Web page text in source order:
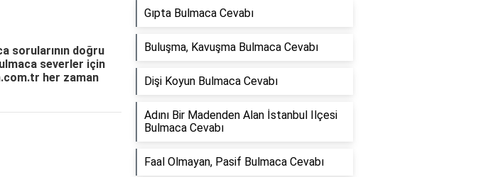
sorularının doğru
severler için
her zaman
Gıpta Bulmaca Cevabı
Buluşma, Kavuşma Bulmaca Cevabı
Dişi Koyun Bulmaca Cevabı
Adını Bir Madenden Alan İstanbul Ilçesi
Bulmaca Cevabı
Faal Olmayan, Pasif Bulmaca Cevabı